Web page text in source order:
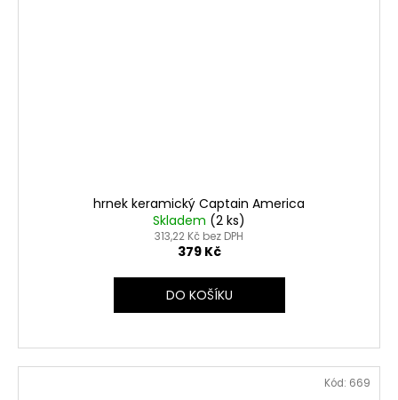
hrnek keramický Captain America
Skladem (2 ks)
313,22 Kč bez DPH
379 Kč
DO KOŠÍKU
Kód: 669